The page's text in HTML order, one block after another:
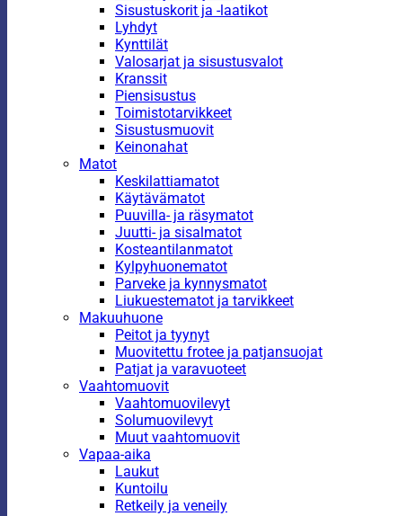
Sisustuskorit ja -laatikot
Lyhdyt
Kynttilät
Valosarjat ja sisustusvalot
Kranssit
Piensisustus
Toimistotarvikkeet
Sisustusmuovit
Keinonahat
Matot
Keskilattiamatot
Käytävämatot
Puuvilla- ja räsymatot
Juutti- ja sisalmatot
Kosteantilanmatot
Kylpyhuonematot
Parveke ja kynnysmatot
Liukuestematot ja tarvikkeet
Makuuhuone
Peitot ja tyynyt
Muovitettu frotee ja patjansuojat
Patjat ja varavuoteet
Vaahtomuovit
Vaahtomuovilevyt
Solumuovilevyt
Muut vaahtomuovit
Vapaa-aika
Laukut
Kuntoilu
Retkeily ja veneily